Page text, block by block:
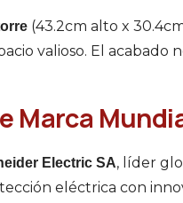
(43.2cm alto x
valioso. El
Marca
Electric SA, líder
eléctrica con